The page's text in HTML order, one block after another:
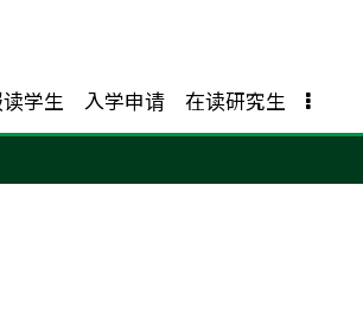
学生 入学申请 在读研究生